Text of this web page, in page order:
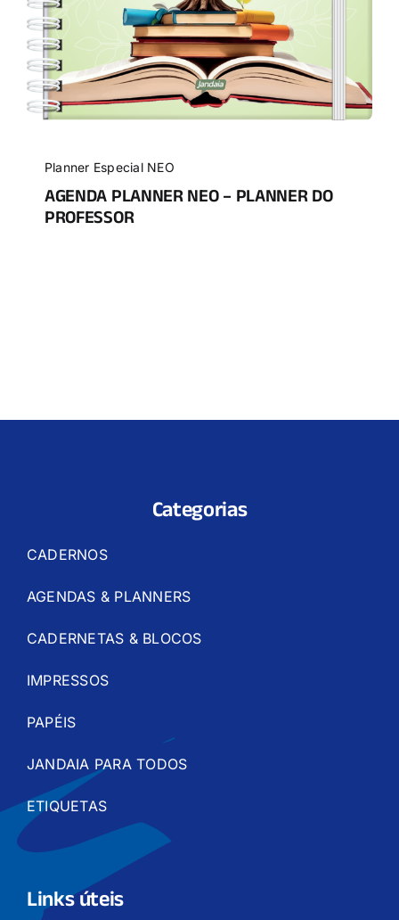
Planner Especial NEO
AGENDA PLANNER NEO – PLANNER DO
PROFESSOR
Categorias
CADERNOS
AGENDAS & PLANNERS
CADERNETAS & BLOCOS
IMPRESSOS
PAPÉIS
JANDAIA PARA TODOS
ETIQUETAS
Links úteis